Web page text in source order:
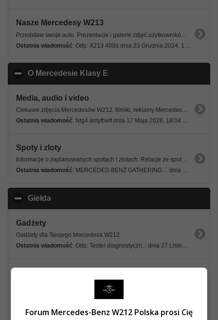
Nasze Mercedesy W213
Ostatnia wiadomość: Odp: X213 400d dnia 23 Grudnia 2024, 14:35 10s
O Mercedesie Klasy E
Media, audio i video
Ciekawe zdjęcia Mercedesów W212, filmiki, reklamy Mercedesa i muzyka.
Ostatnia wiadomość: Ntg4 antytheft dnia 17 Maja 2026, 18:04 53s
Spoty i zloty
Informacje o zaplanowanych spotach i zlotach. Relacje ze spotów i zlotów.
Ostatnia wiadomość: MERCEDES-BENZ GATHERING ... dnia 02 Maja 2026, 00:07 18s
Giełda
Gadżety
Gadżety dla Twojego Mercedesa W212
Ostatnia wiadomość: Odp: Tester diagnostyczn... dnia 27 Listopada 2024, 11:21 22s
: Sprzedam w212 e350 4mati... dnia 18 Lipca 2026, 22:06 12s
Forum Mercedes-Benz W212 Polska prosi Cię